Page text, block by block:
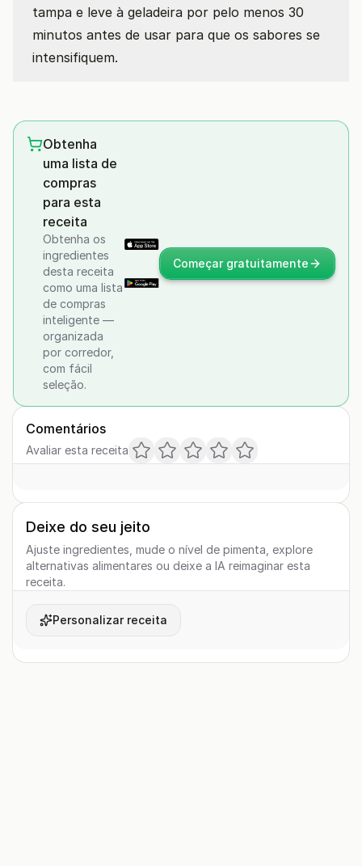
tampa e leve à geladeira por pelo menos 30
minutos antes de usar para que os sabores se
intensifiquem.
Obtenha
uma lista de
compras
para esta
receita
Obtenha os
ingredientes
desta receita
como uma lista
de compras
inteligente —
organizada
por corredor,
com fácil
seleção.
Começar gratuitamente
Comentários
Avaliar esta receita
Deixe do seu jeito
Ajuste ingredientes, mude o nível de pimenta, explore
alternativas alimentares ou deixe a IA reimaginar esta
receita.
Personalizar receita